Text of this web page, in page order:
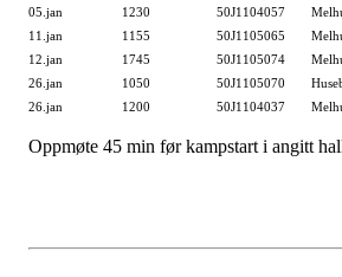
05.jan
1230 50J1104057
11.jan
1155 50J1105065
12.jan
1745 50J1105074
26.jan
1050 50J1105070
26.jan
1200 50J1104037
Oppmøte 45 min før kampstart i angitt